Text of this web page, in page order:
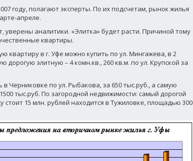
году, полагают эксперты. По их подсчетам, рынок жилья
апреле.
уверены аналитики. «Элитка» будет расти. Причиной тому
квартиры.
квартиру в г. Уфе можно купить по ул. Мингажева, в 2
дорогую элитную – 4 комн.кв., 260 кв.м. по ул. Крупской за
Черниковке по ул. Рыбакова, за 650 тыс.руб., а самую
тыс.руб. По загородной недвижимости: самый дорогой
15 млн. рублей находится в Тужиловке, площадью 300